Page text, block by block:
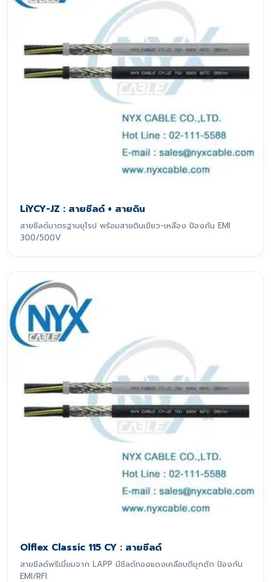
LiYCY-JZ : สายชีลด์ + สายดิน
สายชีลด์มาตรฐานยุโรป พร้อมสายดินเขียว-เหลือง ป้องกัน EMI
300/500V
Olflex Classic 115 CY : สายชีลด์
สายชีลด์พรีเมี่ยมจาก LAPP มีชีลด์ทองแดงเคลือบดีบุกถัก ป้องกัน
EMI/RFI